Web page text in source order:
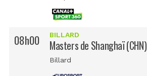
08h00 BILLARD
Masters de Shanghaï (CHN)
Billard